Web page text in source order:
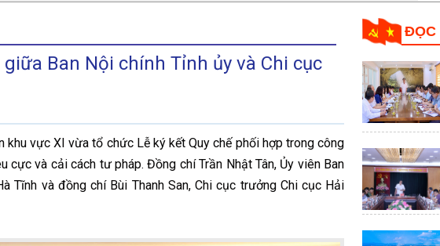
tham nhũng đã được sửa đổi,
ngày 30 tháng 12 năm 2021 của
Ban Nội chính Tỉnh ủy và Chi cục
vực XI vừa tổ chức Lễ ký kết Quy chế phối hợp trong công
cực và cải cách tư pháp. Đồng chí Trần Nhật Tân, Ủy viên Ban
Tĩnh và đồng chí Bùi Thanh San, Chi cục trưởng Chi cục Hải
ĐỌC